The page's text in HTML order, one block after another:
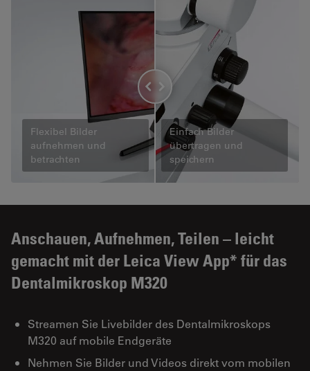
Flexibel Bilder
aufnehmen und
betrachten
Einfach Bilder
übertragen und
speichern
Anschauen, Aufnehmen, Teilen – leicht
gemacht mit der Leica View App* für das
Dentalmikroskop M320
Streamen Sie Livebilder des Dentalmikroskops
M320 auf mobile Endgeräte
Nehmen Sie Bilder und Videos direkt vom mobilen